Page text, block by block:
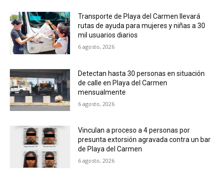
Transporte de Playa del Carmen llevará
rutas de ayuda para mujeres y niñas a 30
mil usuarios diarios
6 agosto, 2026
Detectan hasta 30 personas en situación
de calle en Playa del Carmen
mensualmente
6 agosto, 2026
Vinculan a proceso a 4 personas por
presunta extorsión agravada contra un bar
de Playa del Carmen
6 agosto, 2026